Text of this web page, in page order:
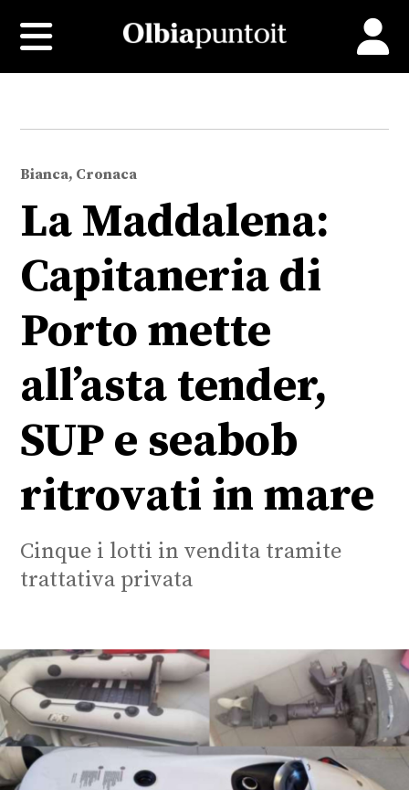
Bianca, Cronaca
La Maddalena:
Capitaneria di
Porto mette
all’asta tender,
SUP e seabob
ritrovati in mare
Cinque i lotti in vendita tramite
trattativa privata